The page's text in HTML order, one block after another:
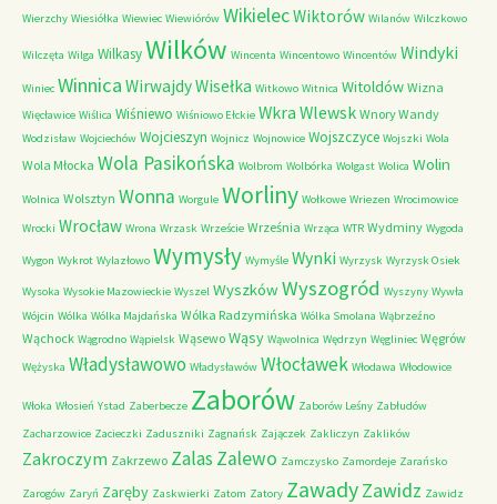
Wierzchy Wiesiółka Wiewiec Wiewiórów WikielecWiktorów Wilanów Wilczkowo
Wilczęta Wilga WilkasyWilków Wincenta Wincentowo Wincentów Windyki
Winiec Winnica WirwajdyWisełka Witkowo Witnica Witoldów Wizna
Więcławice Wiślica Wiśniewo Wiśniowo Ełckie Wkra Wlewsk Wnory Wandy
Wodzisław Wojciechów Wojcieszyn Wojnicz Wojnowice Wojszczyce Wojszki Wola
Wola Młocka Wola Pasikońska Wolbrom Wolbórka Wolgast Wolica Wolin
Wolnica Wolsztyn Wonna Worgule Worliny Wołkowe Wriezen Wrocimowice
Wrocki Wrocław Wrona Wrzask Wrzeście Września Wrząca WTR Wydminy Wygoda
Wygon Wykrot Wylazłowo Wymysły Wymyśle Wynki Wyrzysk Wyrzysk Osiek
Wysoka Wysokie Mazowieckie Wyszel WyszkówWyszogród Wyszyny Wywła
Wójcin Wólka Wólka Majdańska Wólka Radzymińska Wólka Smolana Wąbrzeźno
Wąchock Wągrodno Wąpielsk Wąsewo Wąsy Wąwolnica Wędrzyn Węgliniec Węgrów
Wężyska Władysławowo Władysławów Włocławek Włodawa Włodowice
Włoka Włosień Ystad Zaberbecze Zaborów Zaborów Leśny Zabłudów
Zacharzowice Zacieczki Zaduszniki Zagnańsk Zajączek Zakliczyn Zaklików
Zakroczym Zakrzewo ZalasZalewo Zamczysko Zamordeje Zarańsko
Zarogów Zaryń Zaręby Zaskwierki Zatom Zatory ZawadyZawidz Zawidz